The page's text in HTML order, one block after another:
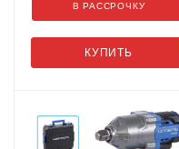
КУПИТЬ
В РАССРОЧКУ